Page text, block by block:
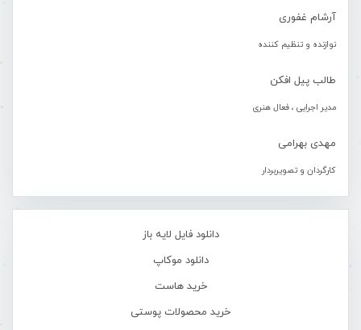
آرشام غفوری
نوازنده و تنظیم کننده
طالب پیل افکن
مدیر اجرایی ، فعال هنری
مهدی بهرامی
کارگردان و تصویربردار
دانلود فایل لایه باز
دانلود موکاپ
خرید هاست
خرید محصولات پوستی